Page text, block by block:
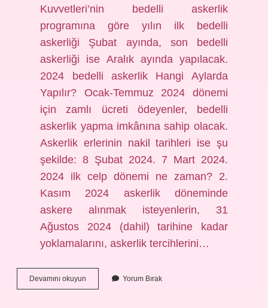
Kuvvetleri’nin bedelli askerlik
programına göre yılın ilk bedelli
askerliği Şubat ayında, son bedelli
askerliği ise Aralık ayında yapılacak.
2024 bedelli askerlik Hangi Aylarda
Yapılır? Ocak-Temmuz 2024 dönemi
için zamlı ücreti ödeyenler, bedelli
askerlik yapma imkânına sahip olacak.
Askerlik erlerinin nakil tarihleri ​​ise şu
şekilde: 8 Şubat 2024. 7 Mart 2024.
2024 ilk celp dönemi ne zaman? 2.
Kasım 2024 askerlik döneminde
askere alınmak isteyenlerin, 31
Ağustos 2024 (dahil) tarihine kadar
yoklamalarını, askerlik tercihlerini…
Devamını okuyun
Askerlik
Yorum Bırak